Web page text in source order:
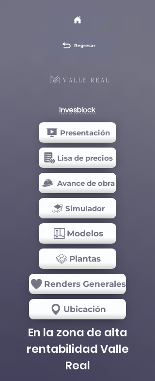
Regresar
Presentación
Lisa de precios
Avance de obra
Simulador
Modelos
Plantas
Renders Generales
Ubicación
En la zona de alta
rentabilidad Valle
Real